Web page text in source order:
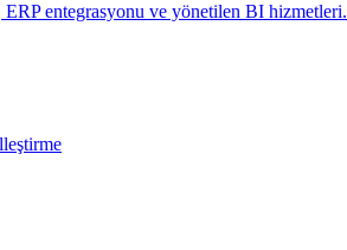
entegrasyonu ve yönetilen BI hizmetleri.